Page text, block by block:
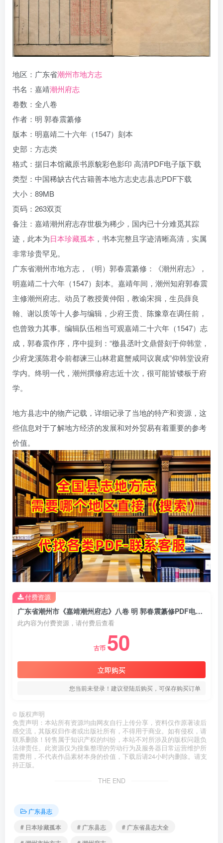
地区：广东省潮州市地方志
书名：嘉靖潮州府志
卷数：全八卷
作者：明 郭春震纂修
版本：明嘉靖二十六年（1547）刻本
史部：方志类
格式：据日本馆藏原书原貌彩色影印 高清PDF电子版下载
类型：中国稀缺古代古籍善本地方志史志县志PDF下载
大小：89MB
页码：263双页
备注：嘉靖潮州府志存世极为稀少，国内已十分难觅其踪
迹，此本为日本珍藏孤本 ，书本完整且字迹清晰高清，实属
非常珍贵罕见。
广东省潮州市地方志，（明）郭春震纂修：《潮州府志》，
明嘉靖二十六年（1547）刻本。嘉靖年间，潮州知府郭春震
主修潮州府志。动员了教授黄仲阳，教谕宋揖，生员薛良
翰、谢以质等十人参与编辑，少府王贵、陈豫章在调任前，
也曾致力其事。编辑队伍相当可观嘉靖二十六年（1547）志
成，郭春震作序，序中提到：“檄县丞叶文鼎督刻于仰韩堂，
少府龙溪陈君令前都谏三山林君庭蟹咸同议襄成”仰韩堂设府
学内。终明一代，潮州撰修府志近十次，很可能皆镂板于府
学。
地方县志中的物产记载，详细记录了当地的特产和资源，这
些信息对于了解地方经济的发展和对外贸易有着重要的参考
价值。
广东省潮州市《嘉靖潮州府志》八卷 明 郭春震纂修PDF电子版地方志下载
此内容为付费资源，请付费后查看
古币 50
立即购买
您当前未登录！建议登陆后购买，可保存购买订单
付费资源
© 版权声明
免责声明：本站所有资源均由网友自行上传分享，资料仅作原著读后
感交流，其版权归作者或出版社所有，不得用于商业。如有侵权，请
联系删除！转售属于知识产权的纠纷，本站不对所涉及的版权问题负
法律责任。此资源仅为搜集整理的劳动行为及服务器日常运营维护所
需费用，不代表作品素材本身的价值，下载后请24小时内删除。请支
持正版。
THE END
广东县志
# 日本珍藏孤本
# 广东县志
# 广东省县志大全